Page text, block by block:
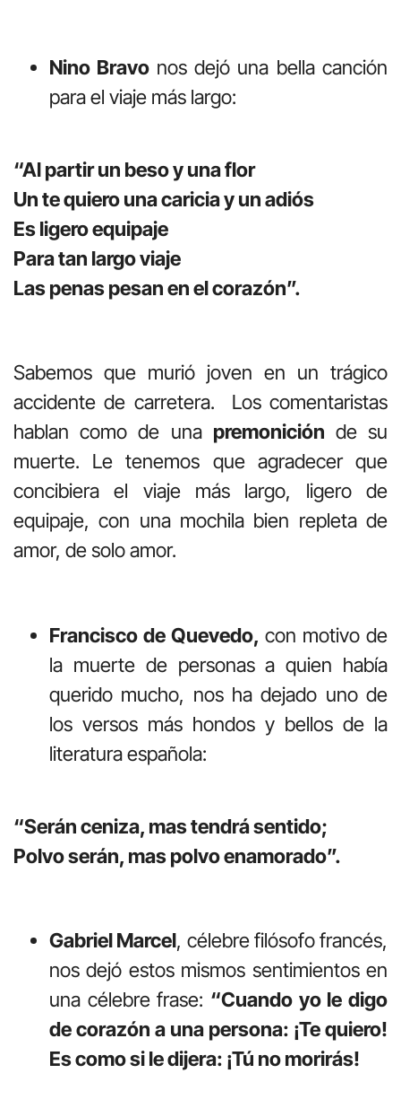
Nino Bravo nos dejó una bella canción
para el viaje más largo:
“Al partir un beso y una flor
Un te quiero una caricia y un adiós
Es ligero equipaje
Para tan largo viaje
Las penas pesan en el corazón”.
Sabemos que murió joven en un trágico
accidente de carretera. Los comentaristas
hablan como de una premonición de su
muerte. Le tenemos que agradecer que
concibiera el viaje más largo, ligero de
equipaje, con una mochila bien repleta de
amor, de solo amor.
Francisco de Quevedo, con motivo de
la muerte de personas a quien había
querido mucho, nos ha dejado uno de
los versos más hondos y bellos de la
literatura española:
“Serán ceniza, mas tendrá sentido;
Polvo serán, mas polvo enamorado”.
Gabriel Marcel, célebre filósofo francés,
nos dejó estos mismos sentimientos en
una célebre frase: “Cuando yo le digo
de corazón a una persona: ¡Te quiero!
Es como si le dijera: ¡Tú no morirás!